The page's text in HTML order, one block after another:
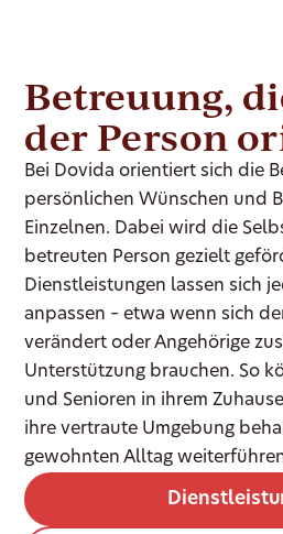
Betreuung,
der Person
Bei Dovida orientiert sich die
persönlichen Wünschen und
Einzelnen. Dabei wird die
betreuten Person gezielt
Dienstleistungen lassen sich
anpassen – etwa wenn sich
verändert oder Angehörige
Unterstützung brauchen. So
und Senioren in ihrem
ihre vertraute Umgebung
gewohnten Alltag